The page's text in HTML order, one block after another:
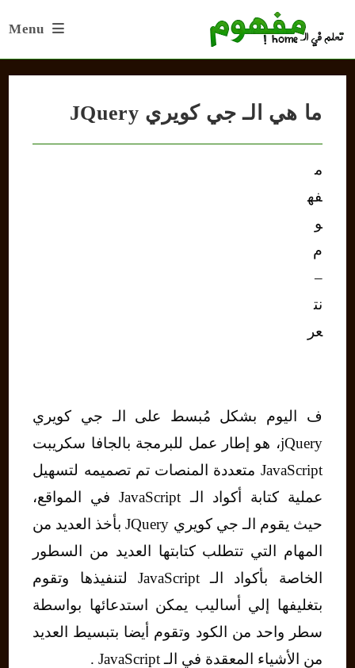
Menu
ما هي الـ جي كويري JQuery
م
فه
و
م
–
نت
عر
ف اليوم بشكل مُبسط على الـ جي كويري
jQuery، هو إطار عمل للبرمجة بالجافا سكريبت
JavaScript متعددة المنصات تم تصميمه لتسهيل
عملية كتابة أكواد الـ JavaScript في المواقع،
حيث يقوم الـ جي كويري JQuery بأخذ العديد من
المهام التي تتطلب كتابتها العديد من السطور
الخاصة بأكواد الـ JavaScript لتنفيذها وتقوم
بتغليفها إلي أساليب يمكن استدعائها بواسطة
سطر واحد من الكود وتقوم أيضا بتبسيط العديد
من الأشياء المعقدة في الـ JavaScript .